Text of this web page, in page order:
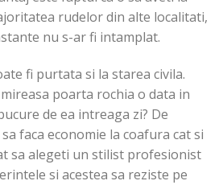
rudelor din alte localitati,
nu s-ar fi intamplat.
fi purtata si la starea civila.
poarta rochia o data in
de ea intreaga zi? De
faca economie la coafura cat si
sa alegeti un stilist profesionist
si acestea sa reziste pe